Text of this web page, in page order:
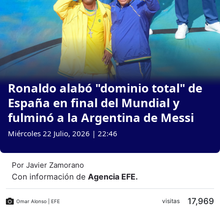
Ronaldo alabó "dominio total" de
España en final del Mundial y
fulminó a la Argentina de Messi
Miércoles 22 Julio, 2026 | 22:46
Por Javier Zamorano
Con información de Agencia EFE.
Omar Alonso | EFE visitas 17,969